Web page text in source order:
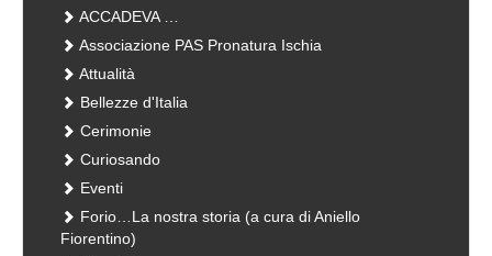
ACCADEVA …
Associazione PAS Pronatura Ischia
Attualità
Bellezze d'Italia
Cerimonie
Curiosando
Eventi
Forio…La nostra storia (a cura di Aniello
Fiorentino)